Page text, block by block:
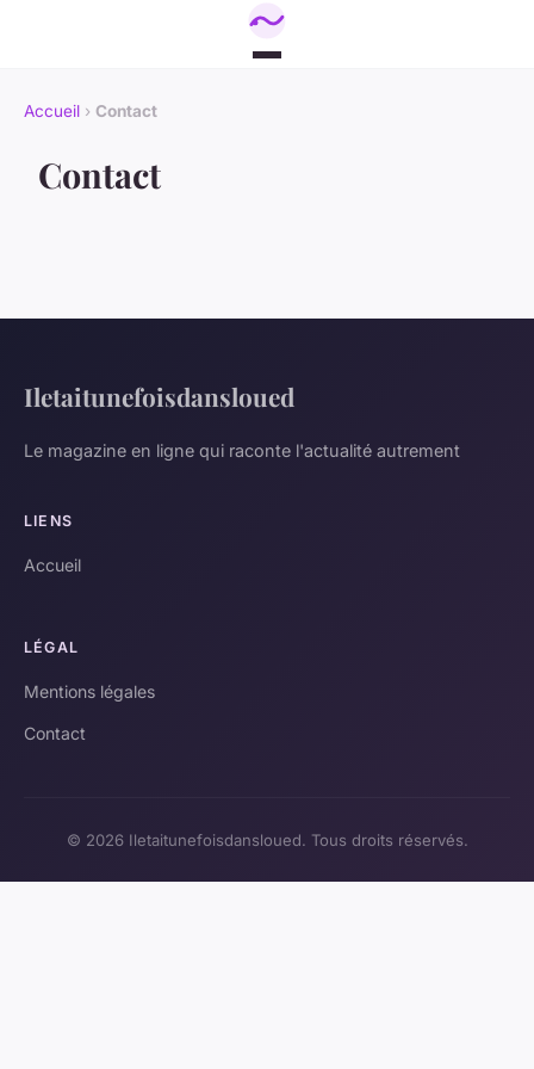
Accueil › Contact
Contact
Iletaitunefoisdansloued
Le magazine en ligne qui raconte l'actualité autrement
LIENS
Accueil
LÉGAL
Mentions légales
Contact
© 2026 Iletaitunefoisdansloued. Tous droits réservés.